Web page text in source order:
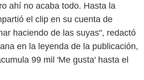
ahí no acaba todo. Hasta la
el clip en su cuenta de
haciendo de las suyas", redactó
en la leyenda de la publicación,
99 mil 'Me gusta' hasta el